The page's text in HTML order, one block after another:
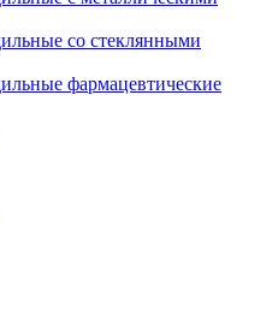
со стеклянными
фармацевтические